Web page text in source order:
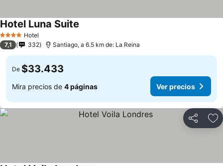
4 EstrellasHotel
Hotel Luna Suite
7,1 332 Santiago, a 6.5 km de: La Reina
De $33.433
Mira precios de 4 páginas Ver precios
Compartir